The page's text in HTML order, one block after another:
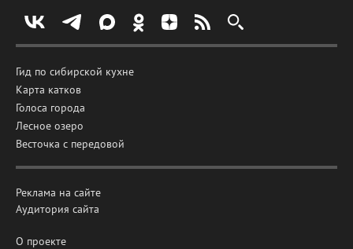
Гид по сибирской кухне
Карта катков
Голоса города
Лесное озеро
Весточка с передовой
Реклама на сайте
Аудитория сайта
О проекте